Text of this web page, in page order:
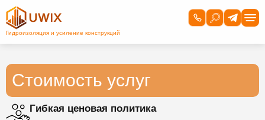
Стоимость услуг
Гибкая ценовая политика